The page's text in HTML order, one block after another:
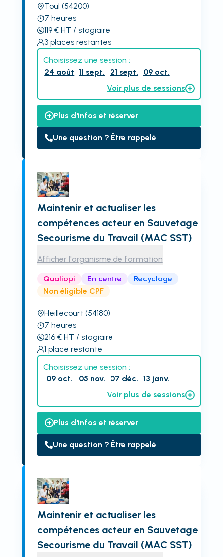
Toul (54200)
7 heures
119€ HT / stagiaire
3 places restantes
Choisissez une session :
24 août 11 sept. 21 sept.
09 oct.
Voir plus de sessions
Plus d'infos et réserver
Une question ? Être rappelé
Maintenir et actualiser les
compétences acteur en Sauvetage
Secourisme du Travail (MAC SST)
Afficher l'organisme de formation
Qualiopi En centre
Recyclage
Non éligible CPF
Heillecourt (54180)
7 heures
216€ HT / stagiaire
1 place restante
Choisissez une session :
09 oct.
05 nov. 07 déc. 13 janv.
Voir plus de sessions
Plus d'infos et réserver
Une question ? Être rappelé
Maintenir et actualiser les
compétences acteur en Sauvetage
Secourisme du Travail (MAC SST)